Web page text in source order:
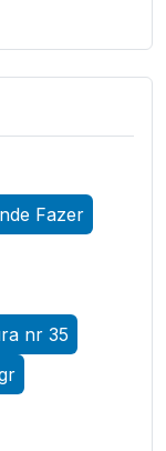
no
no
para
a
Visual
Fazer
nr 35